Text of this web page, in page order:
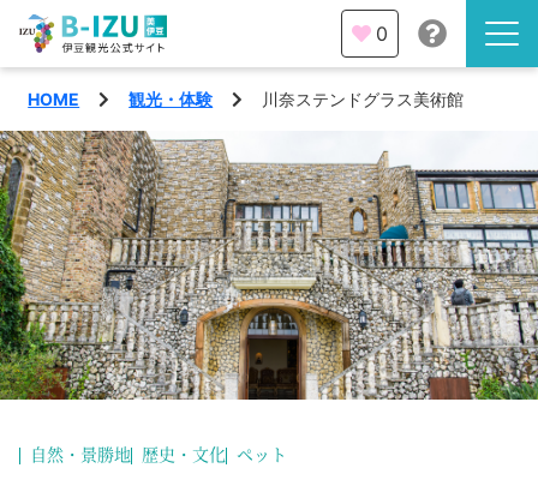
伊豆半島を知る
伊豆のみどころ
みる
あそぶ
あじわう
観光・体験
イベント
エリア
特集
0
HOME 観光・体験 川奈ステンドグラス美術館
自然・景勝地 歴史・文化 ペット